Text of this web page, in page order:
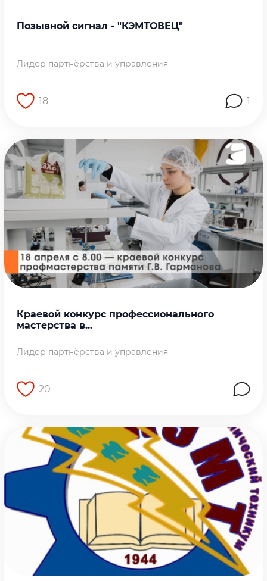
Позывной сигнал - "КЭМТОВЕЦ"
Лидер партнёрства и управления
18 1
Краевой конкурс профессионального
мастерства в...
Лидер партнёрства и управления
20